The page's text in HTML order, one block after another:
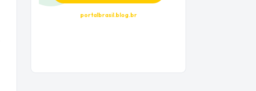
portalbrasil.blog.br